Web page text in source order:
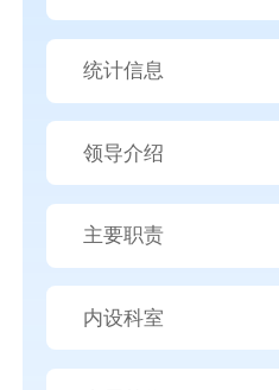
统计信息
领导介绍
主要职责
内设科室